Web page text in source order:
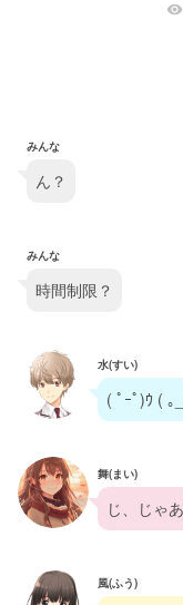
visibility
みんな
ん？
みんな
時間制限？
水(すい)
( ﾟｰﾟ)ｳ ( ｡
舞(まい)
じ、じゃ
風(ふう)